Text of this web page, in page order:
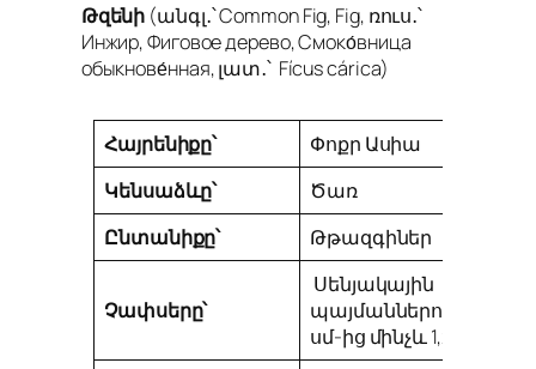
Թզենի (անգլ․՝ Common Fig, Fig, ռուս․՝
Инжир, Фиговое дерево, Смоко́вница
обыкнове́нная, լատ․՝ Fícus cárica)
Հայրենիքը՝
Փոքր Ասիա
Կենսաձևը՝
Ծառ
Ընտանիքը՝
Թթազգիներ
Չափսերը՝
Սենյակային
պայմաններում 60
սմ-ից մինչև 1,2 մ։